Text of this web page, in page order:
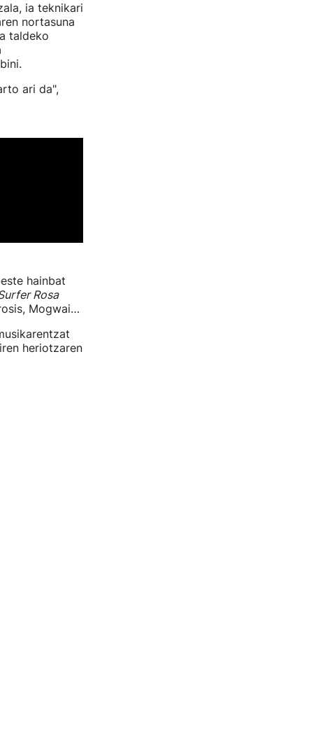
ia teknikari
nortasuna
taldeko
ari da",
hainbat
Rosa
Mogwai…
heriotzaren